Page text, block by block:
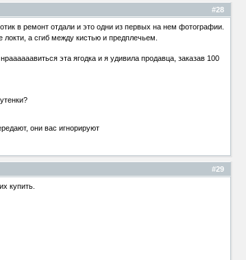
#28
в ремонт отдали и это одни из первых на нем фотографии.
а сгиб между кистью и предплечьем.
эта ягодка и я удивила продавца, заказав 100
они вас игнорируют
#29
купить.